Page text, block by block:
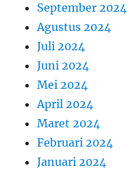
September 2024
Agustus 2024
Juli 2024
Juni 2024
Mei 2024
April 2024
Maret 2024
Februari 2024
Januari 2024